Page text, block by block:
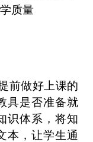
质量
前做好上课的
具是否准备就
识体系，将知
本，让学生通